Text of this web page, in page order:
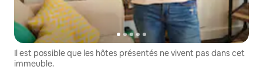
Il est possible que les hôtes présentés ne vivent pas dans cet
immeuble.